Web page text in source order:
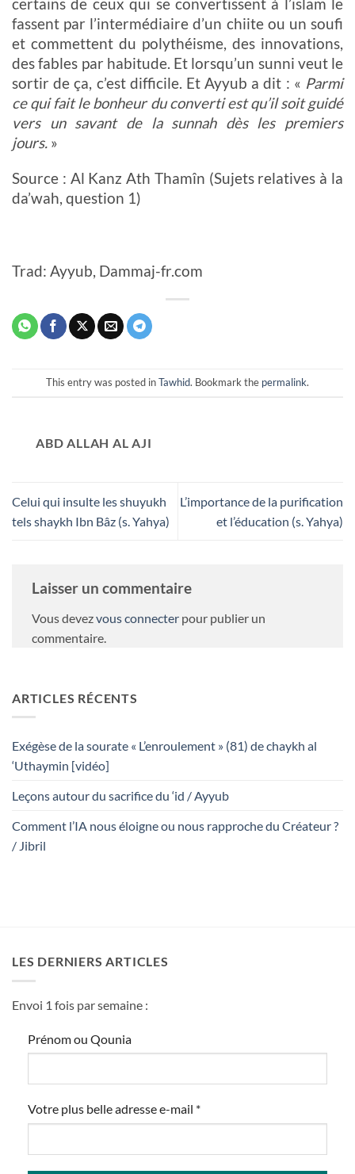
certains de ceux qui se convertissent à l’islam le
fassent par l’intermédiaire d’un chiite ou un soufi
et commettent du polythéisme, des innovations,
des fables par habitude. Et lorsqu’un sunni veut le
sortir de ça, c’est difficile. Et Ayyub a dit : « Parmi
ce qui fait le bonheur du converti est qu’il soit guidé
vers un savant de la sunnah dès les premiers
jours. »
Source : Al Kanz Ath Thamîn (Sujets relatives à la
da’wah, question 1)
Trad: Ayyub, Dammaj-fr.com
This entry was posted inTawhid. Bookmark the permalink.
ABD ALLAH AL AJI
Celui qui insulte les shuyukh
tels shaykh Ibn Bâz (s. Yahya)
L’importance de la purification
et l’éducation (s. Yahya)
Laisser un commentaire
Vous devezvous connecter pour publier un
commentaire.
ARTICLES RÉCENTS
Exégèse de la sourate « L’enroulement » (81) de chaykh al
‘Uthaymin [vidéo]
Leçons autour du sacrifice du ‘id / Ayyub
Comment l’IA nous éloigne ou nous rapproche du Créateur ?
/ Jibril
LES DERNIERS ARTICLES
Envoi 1 fois par semaine :
Prénom ou Qounia
Votre plus belle adresse e-mail *